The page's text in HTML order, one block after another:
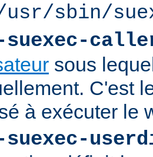
usr/sbin/
sous
C'est
à exécuter le